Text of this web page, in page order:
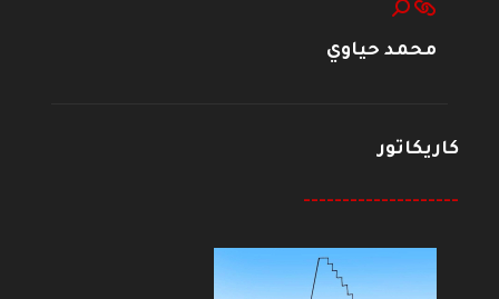
محمد حياوي
كاريكاتور
--------------------